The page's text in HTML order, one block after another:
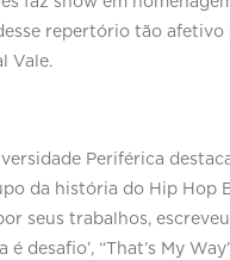
repertório tão afetivo
Vale.
Periférica
da história do Hip Hop
seus trabalhos,
desafio’, “That’s My